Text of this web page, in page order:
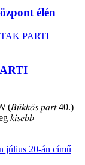
élén
𝑝𝑎𝑟𝑡 40.)
𝑘𝑖𝑠𝑒𝑏𝑏